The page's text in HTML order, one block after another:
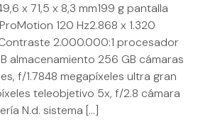
x 71,5 x 8,3 mm199 g pantalla
120 Hz2.868 x 1.320
2.000.000:1 procesador
almacenamiento 256 GB cámaras
f/1.7848 megapíxeles ultra gran
teleobjetivo 5x, f/2.8 cámara
N.d. sistema […]